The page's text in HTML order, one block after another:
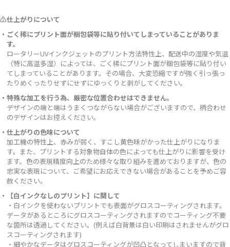
⚠仕上がりについて
・ごく稀にプリント面が梱包袋等に貼り付いてしまっていることがありま
す。
ロータリーUVインクジェットのプリント方法特性上、配送中の湿度や気温
（特に高温多湿）によっては、ごく稀にプリント面が梱包袋等に貼り付い
てしまっていることがあります。その場合、大変恐縮ですが強く引っ張っ
たりめくったりせずにせずにゆっくりと剥がしてください。
・特殊な加工を行う為、厳密な位置合わせはできません。
デザインの端と端はうまくつながらない場合がございますので、柄合わせ
のデザインはお控えください。
・仕上がりの色味について
加工機の特性上、赤みが弱く、すこし黄色味がかった仕上がりになりま
す。また、プリントする対象物自体の色によっても仕上がりに影響を受け
ます。色の表現精度向上のため様々な取り組みを進めておりますが、色の
忠実な表現について、ご希望にお応えできない場合があることを予めご容
赦ください。
・【白インクなしのプリント】に関して
・白インクを使わないプリントでも表面がグロスコーティングされます。
データがあるところにグロスコーティングされますのでコーティング不要
な箇所は透過してください。(例えば白背景は白い印刷はされませんがグロ
スコーティングされます)
・細やかなデータはグロスコーティングが凹凸となってしまいますので背